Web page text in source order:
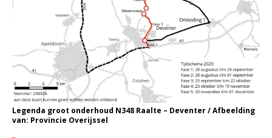
Legenda groot onderhoud N348 Raalte – Deventer / Afbeelding
van: Provincie Overijssel